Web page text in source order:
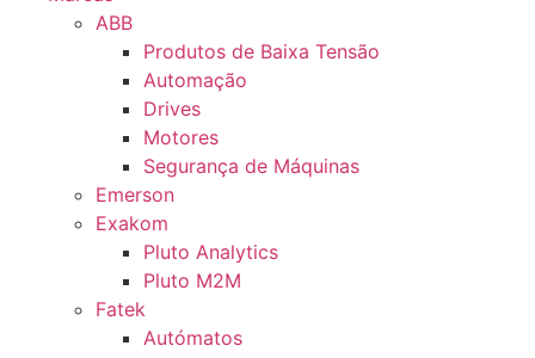
ABB
Produtos de Baixa Tensão
Automação
Drives
Motores
Segurança de Máquinas
Emerson
Exakom
Pluto Analytics
Pluto M2M
Fatek
Autómatos